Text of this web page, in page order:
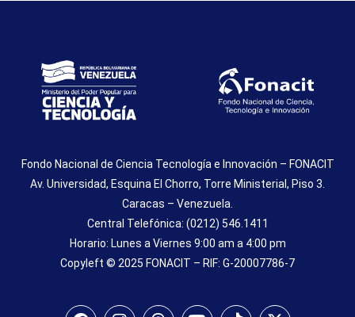
Fondo Nacional de Ciencia Tecnología e Innovación – FONACIT
Av. Universidad, Esquina El Chorro, Torre Ministerial, Piso 3.
Caracas – Venezuela.
Central Telefónica: (0212) 546.1411
Horario: Lunes a Viernes 9:00 am a 4:00 pm
Copyleft © 2025 FONACIT – RIF: G-20007786-7